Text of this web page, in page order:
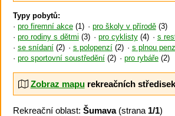
Typy pobytů:
pro firemní akce(1) pro školy v přírodě(3)
pro rodiny s dětmi (3) pro cyklisty(4) s
se snídaní (2) s polopenzí (2) s plnou
pro sportovní soustředění (2) pro rybáře(2)
Zobraz mapurekreačních
Rekreační oblast: Šumava(strana 1/1)